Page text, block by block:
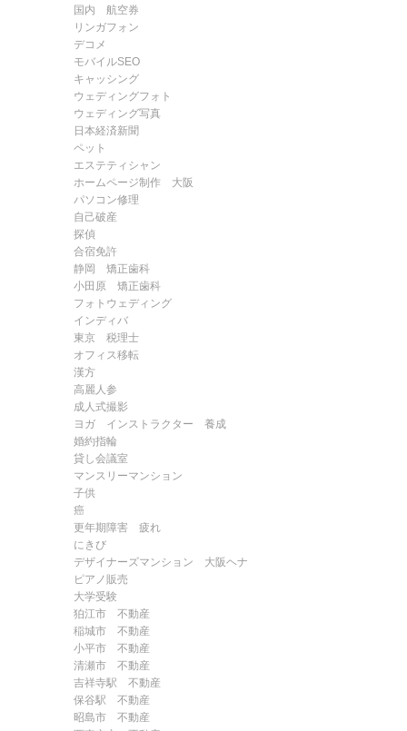
国内 航空券
リンガフォン
デコメ
モバイルSEO
キャッシング
ウェディングフォト
ウェディング写真
日本経済新聞
ペット
エステティシャン
ホームページ制作 大阪
パソコン修理
自己破産
探偵
合宿免許
静岡 矯正歯科
小田原 矯正歯科
フォトウェディング
インディバ
東京 税理士
オフィス移転
漢方
高麗人参
成人式撮影
ヨガ インストラクター 養成
婚約指輪
貸し会議室
マンスリーマンション
子供
癌
更年期障害
疲れ
にきび
デザイナーズマンション 大阪ヘナ
ピアノ販売
大学受験
狛江市 不動産
稲城市 不動産
小平市 不動産
清瀬市 不動産
吉祥寺駅 不動産
保谷駅 不動産
昭島市 不動産